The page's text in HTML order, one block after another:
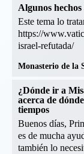
Algunos
Este tema lo
https://
israel-refutada/
Monasterio de la
¿Dónde ir a
acerca de
tiempos
Buenos días,
es de mucha
también lo